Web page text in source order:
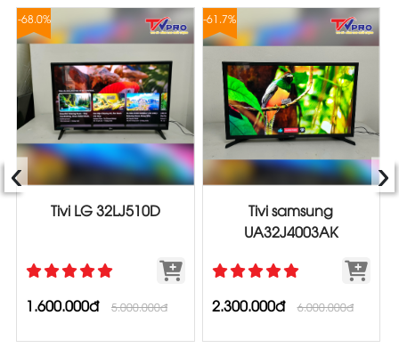
-68.0%
Tivi LG 32LJ510D
1.600.000đ 5.000.000đ
-61.7%
Tivi samsung
UA32J4003AK
2.300.000đ 6.000.000đ
‹ ›